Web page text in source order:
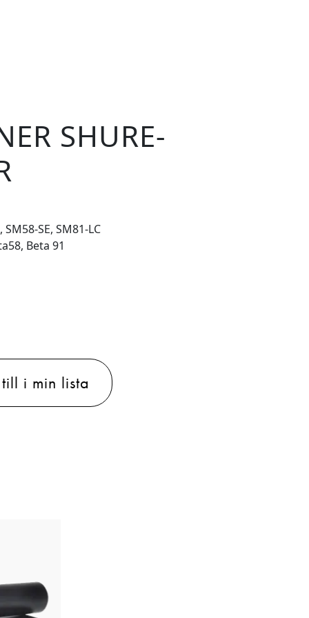
SHURE-
SE, SM81-LC
Beta 91
i min lista